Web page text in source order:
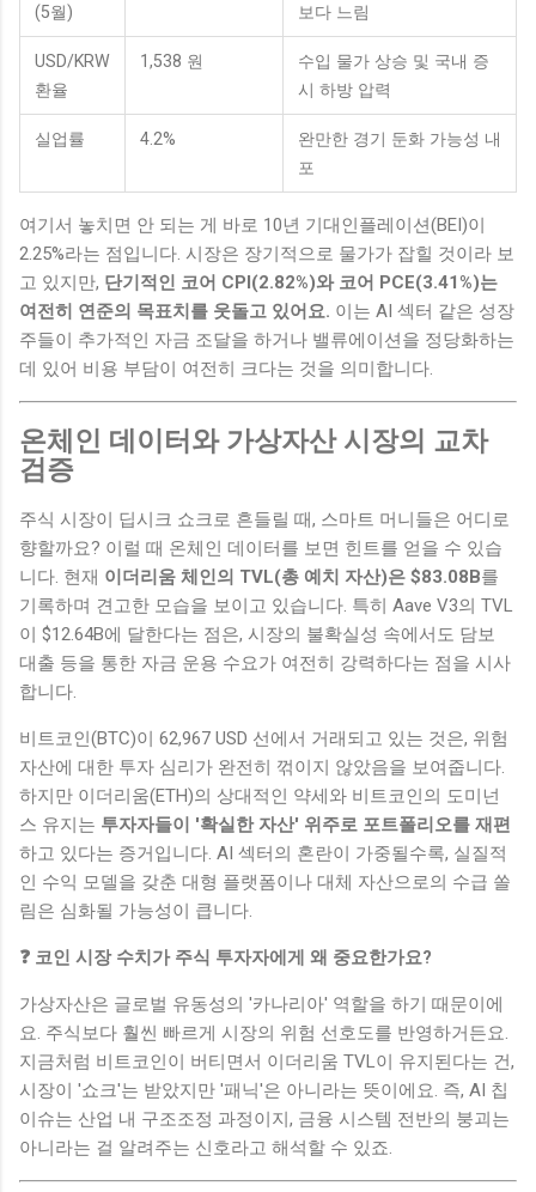
(5월)
보다 느림
USD/KRW
환율
1,538 원
수입 물가 상승 및 국내 증
시 하방 압력
실업률 4.2%
완만한 경기 둔화 가능성 내
포
여기서 놓치면 안 되는 게 바로 10년 기대인플레이션(BEI)이
2.25%라는 점입니다. 시장은 장기적으로 물가가 잡힐 것이라 보
고 있지만, 단기적인 코어 CPI(2.82%)와 코어 PCE(3.41%)는
여전히 연준의 목표치를 웃돌고 있어요. 이는 AI 섹터 같은 성장
주들이 추가적인 자금 조달을 하거나 밸류에이션을 정당화하는
데 있어 비용 부담이 여전히 크다는 것을 의미합니다.
온체인 데이터와 가상자산 시장의 교차
검증
주식 시장이 딥시크 쇼크로 흔들릴 때, 스마트 머니들은 어디로
향할까요? 이럴 때 온체인 데이터를 보면 힌트를 얻을 수 있습
니다. 현재 이더리움 체인의 TVL(총 예치 자산)은 $83.08B를
기록하며 견고한 모습을 보이고 있습니다. 특히 Aave V3의 TVL
이 $12.64B에 달한다는 점은, 시장의 불확실성 속에서도 담보
대출 등을 통한 자금 운용 수요가 여전히 강력하다는 점을 시사
합니다.
비트코인(BTC)이 62,967 USD 선에서 거래되고 있는 것은, 위험
자산에 대한 투자 심리가 완전히 꺾이지 않았음을 보여줍니다.
하지만 이더리움(ETH)의 상대적인 약세와 비트코인의 도미넌
스 유지는 투자자들이 '확실한 자산' 위주로 포트폴리오를 재편
하고 있다는 증거입니다. AI 섹터의 혼란이 가중될수록, 실질적
인 수익 모델을 갖춘 대형 플랫폼이나 대체 자산으로의 수급 쏠
림은 심화될 가능성이 큽니다.
❓ 코인 시장 수치가 주식 투자자에게 왜 중요한가요?
가상자산은 글로벌 유동성의 '카나리아' 역할을 하기 때문이에
요. 주식보다 훨씬 빠르게 시장의 위험 선호도를 반영하거든요.
지금처럼 비트코인이 버티면서 이더리움 TVL이 유지된다는 건,
시장이 '쇼크'는 받았지만 '패닉'은 아니라는 뜻이에요. 즉, AI 칩
이슈는 산업 내 구조조정 과정이지, 금융 시스템 전반의 붕괴는
아니라는 걸 알려주는 신호라고 해석할 수 있죠.